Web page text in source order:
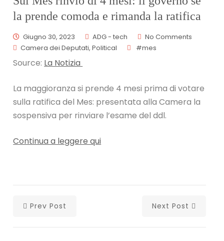
la prende comoda e rimanda la ratifica
Giugno 30, 2023 ADG - tech
No Comments
Camera dei Deputati,Political #mes
Source: La Notizia
La maggioranza si prende 4 mesi prima di votare
sulla ratifica del Mes: presentata alla Camera la
sospensiva per rinviare l’esame del ddl.
Continua a leggere qui
Prev Post Next Post